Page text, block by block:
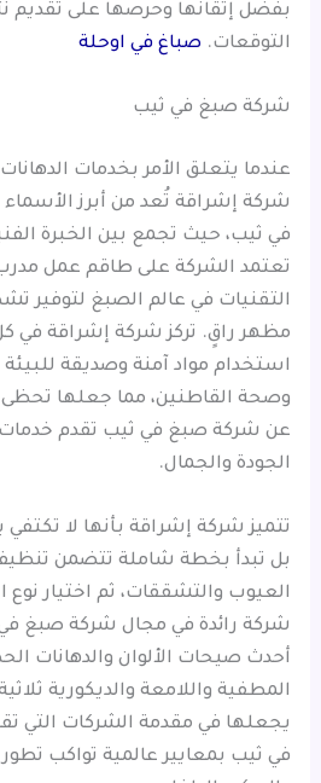
بفضل إتقانها وحرصها على تقديم
التوقعات. صباغ في اوحلة
شركة صبغ في ثيب
عندما يتعلق الأمر بخدمات
شركة إشراقة تُعد من أبرز
في ثيب، حيث تجمع بين الخبرة
تعتمد الشركة على طاقم عمل
التقنيات في عالم الصبغ لتوفير
مظهر راقٍ. تركز شركة إشراقة في
استخدام مواد آمنة وصديقة
وصحة القاطنين، مما جعلها تحظى
عن شركة صبغ في ثيب تقدم خدمات
الجودة والجمال.
تتميز شركة إشراقة بأنها لا
بل تبدأ بخطة شاملة تتضمن
العيوب والتشققات، ثم اختيار
شركة رائدة في مجال شركة صبغ
أحدث صيحات الألوان والدهانات
المطفية واللامعة والديكورية
يجعلها في مقدمة الشركات التي
في ثيب بمعايير عالمية تواكب